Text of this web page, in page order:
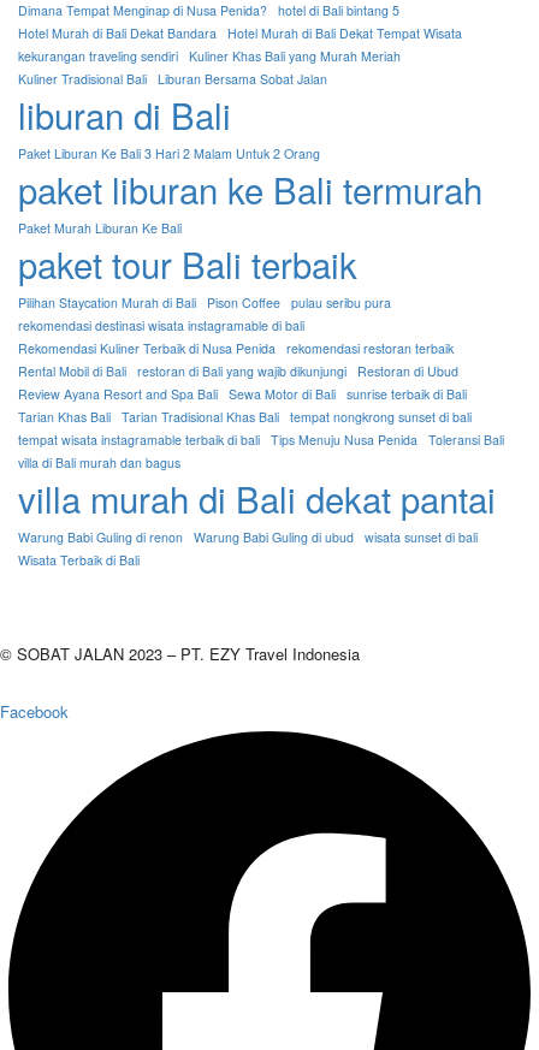
Dimana Tempat Menginap di Nusa Penida? hotel di Bali bintang 5
Hotel Murah di Bali Dekat Bandara Hotel Murah di Bali Dekat Tempat Wisata
kekurangan traveling sendiri Kuliner Khas Bali yang Murah Meriah
Kuliner Tradisional Bali Liburan Bersama Sobat Jalan
liburan di Bali
Paket Liburan Ke Bali 3 Hari 2 Malam Untuk 2 Orang
paket liburan ke Bali termurah
Paket Murah Liburan Ke Bali
paket tour Bali terbaik
Pilihan Staycation Murah di Bali Pison Coffee pulau seribu pura
rekomendasi destinasi wisata instagramable di bali
Rekomendasi Kuliner Terbaik di Nusa Penida rekomendasi restoran terbaik
Rental Mobil di Bali restoran di Bali yang wajib dikunjungi
Restoran di Ubud
Review Ayana Resort and Spa Bali Sewa Motor di Bali sunrise terbaik di Bali
Tarian Khas Bali Tarian Tradisional Khas Bali tempat nongkrong sunset di bali
tempat wisata instagramable terbaik di bali Tips Menuju Nusa Penida Toleransi Bali
villa di Bali murah dan bagus
villa murah di Bali dekat pantai
Warung Babi Guling di renon Warung Babi Guling di ubud wisata sunset di bali
Wisata Terbaik di Bali
© SOBAT JALAN 2023 – PT. EZY Travel Indonesia
Facebook